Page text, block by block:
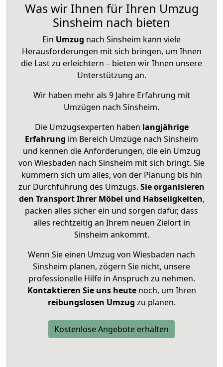
Was wir Ihnen für Ihren Umzug
Sinsheim nach bieten
Ein Umzug nach Sinsheim kann viele
Herausforderungen mit sich bringen, um Ihnen
die Last zu erleichtern – bieten wir Ihnen unsere
Unterstützung an.
Wir haben mehr als 9 Jahre Erfahrung mit
Umzügen nach Sinsheim.
Die Umzugsexperten haben langjährige
Erfahrung im Bereich Umzüge nach Sinsheim
und kennen die Anforderungen, die ein Umzug
von Wiesbaden nach Sinsheim mit sich bringt. Sie
kümmern sich um alles, von der Planung bis hin
zur Durchführung des Umzugs. Sie organisieren
den Transport Ihrer Möbel und Habseligkeiten,
packen alles sicher ein und sorgen dafür, dass
alles rechtzeitig an Ihrem neuen Zielort in
Sinsheim ankommt.
Wenn Sie einen Umzug von Wiesbaden nach
Sinsheim planen, zögern Sie nicht, unsere
professionelle Hilfe in Anspruch zu nehmen.
Kontaktieren Sie uns heutenoch, um Ihren
reibungslosen Umzug zu planen.
Kostenlose Angebote erhalten